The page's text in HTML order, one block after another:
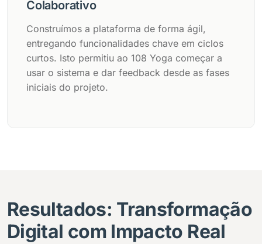
Colaborativo
Construímos a plataforma de forma ágil,
entregando funcionalidades chave em ciclos
curtos. Isto permitiu ao 108 Yoga começar a
usar o sistema e dar feedback desde as fases
iniciais do projeto.
Resultados: Transformação
Digital com Impacto Real